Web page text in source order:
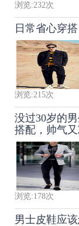
浏览:232次
日常省心穿
浏览:215次
没过30岁的
搭配，帅气
浏览:178次
男士皮鞋应